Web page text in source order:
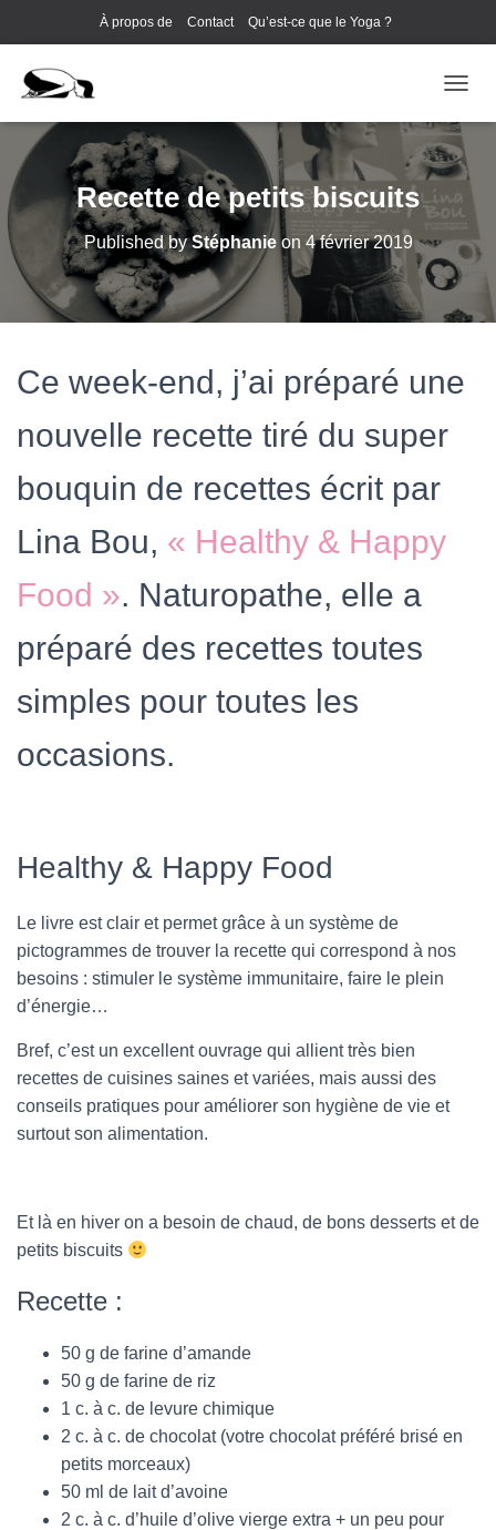
À propos de Contact Qu’est-ce que le Yoga ?
Recette de petits biscuits
Published byStéphanieon 4 février 2019
Ce week-end, j’ai préparé une
nouvelle recette tiré du super
bouquin de recettes écrit par
Lina Bou, « Healthy & Happy
Food ». Naturopathe, elle a
préparé des recettes toutes
simples pour toutes les
occasions.
Healthy & Happy Food
Le livre est clair et permet grâce à un système de
pictogrammes de trouver la recette qui correspond à nos
besoins : stimuler le système immunitaire, faire le plein
d’énergie…
Bref, c’est un excellent ouvrage qui allient très bien
recettes de cuisines saines et variées, mais aussi des
conseils pratiques pour améliorer son hygiène de vie et
surtout son alimentation.
Et là en hiver on a besoin de chaud, de bons desserts et de
petits biscuits
Recette :
50 g de farine d’amande
50 g de farine de riz
1 c. à c. de levure chimique
2 c. à c. de chocolat (votre chocolat préféré brisé en
petits morceaux)
50 ml de lait d’avoine
2 c. à c. d’huile d’olive vierge extra + un peu pour